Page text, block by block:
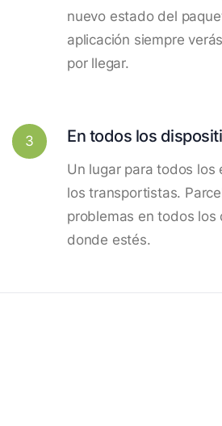
nuevo estado del
aplicación siempre
por llegar.
3 En todos los
Un lugar para todos los
los transportistas.
problemas en todos los
donde estés.